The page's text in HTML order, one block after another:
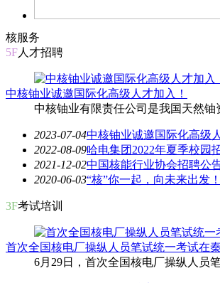
核服务
5F人才招聘
中核铀业诚邀国际化高级人才加入！
中核铀业有限责任公司是我国天然
2023-07-04中核铀业诚邀国际化高级
2022-08-09哈电集团2022年夏季校园
2021-12-02中国核能行业协会招聘公
2020-06-03“核”你一起，向未来出发
3F考试培训
首次全国核电厂操纵人员笔试统一考试在
6月29日，首次全国核电厂操纵人员